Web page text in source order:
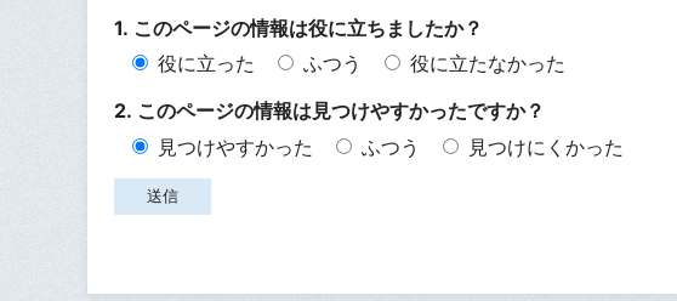
1. このページの情報は役に立ちましたか？
役に立った
ふつう
役に立たなかった
2. このページの情報は見つけやすかったですか？
見つけやすかった
ふつう 見つけにくかった